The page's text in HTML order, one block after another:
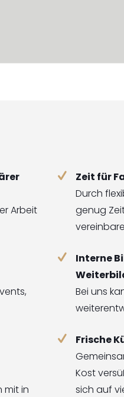
Arbeit
mit in
Zeit für
Durch
genug
Interne
Bei uns
Frische
Kost
sich auf